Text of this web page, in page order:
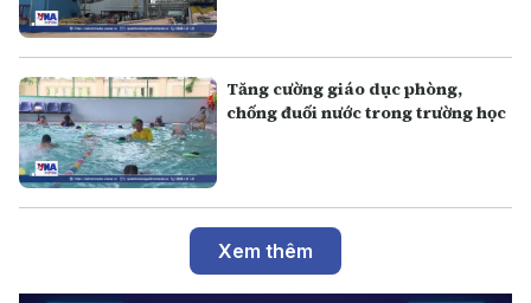
Tăng cường giáo dục phòng,
chống đuối nước trong trường học
Xem thêm